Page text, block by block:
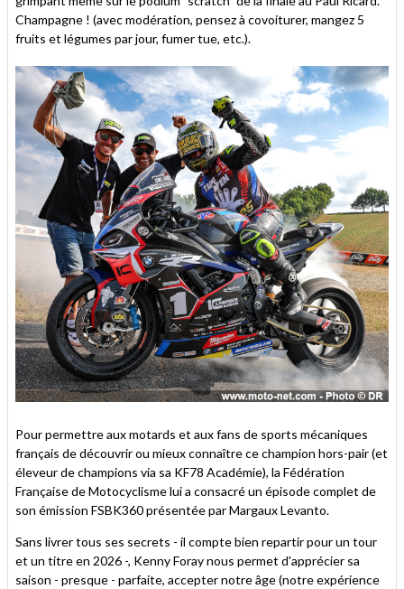
Champagne ! (avec modération, pensez à covoiturer, mangez 5
fruits et légumes par jour, fumer tue, etc.).
Pour permettre aux motards et aux fans de sports mécaniques
français de découvrir ou mieux connaître ce champion hors-pair (et
éleveur de champions via sa KF78 Académie), la Fédération
Française de Motocyclisme lui a consacré un épisode complet de
son émission FSBK360 présentée par Margaux Levanto.
Sans livrer tous ses secrets - il compte bien repartir pour un tour
et un titre en 2026 -, Kenny Foray nous permet d'apprécier sa
saison - presque - parfaite, accepter notre âge (notre expérience